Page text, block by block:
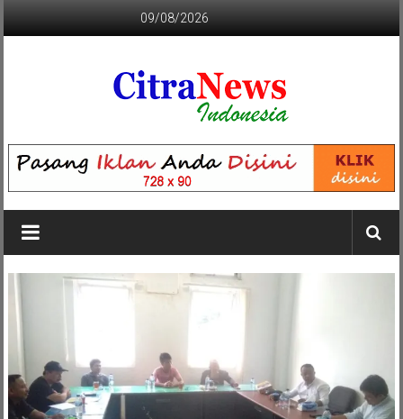
09/08/2026
CITRANEWS
INDONESIA
BERANI
DAN
KRISTIS